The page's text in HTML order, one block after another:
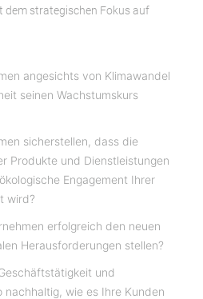
strategischen Fokus auf
angesichts von Klimawandel
seinen Wachstumskurs
sicherstellen, dass die
Produkte und Dienstleistungen
Engagement Ihrer
wird?
erfolgreich den neuen
Herausforderungen stellen?
und
nachhaltig, wie es Ihre Kunden